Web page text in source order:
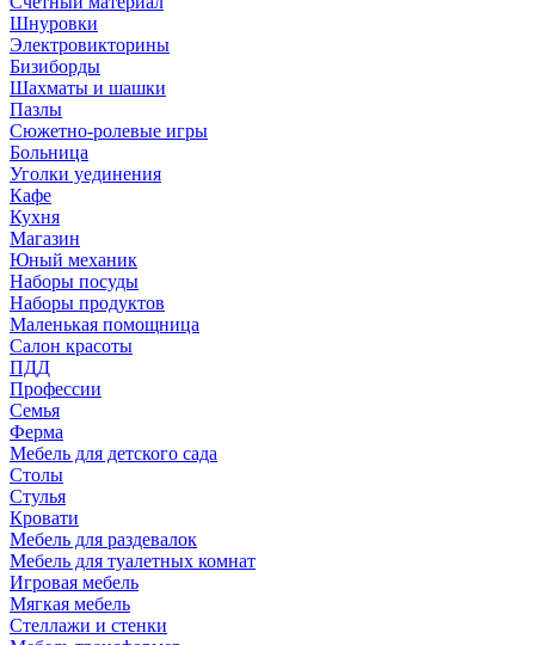
Шнуровки
Электровикторины
Бизиборды
Шахматы и шашки
Пазлы
Сюжетно-ролевые игры
Больница
Уголки уединения
Кафе
Кухня
Магазин
Юный механик
Наборы посуды
Наборы продуктов
Маленькая помощница
Салон красоты
ПДД
Профессии
Семья
Ферма
Мебель для детского сада
Столы
Cтулья
Кровати
Мебель для раздевалок
Мебель для туалетных комнат
Игровая мебель
Мягкая мебель
Стеллажи и стенки